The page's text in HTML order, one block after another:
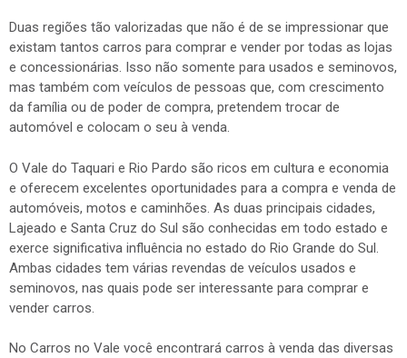
Duas regiões tão valorizadas que não é de se impressionar que
existam tantos carros para comprar e vender por todas as lojas
e concessionárias. Isso não somente para usados e seminovos,
mas também com veículos de pessoas que, com crescimento
da família ou de poder de compra, pretendem trocar de
automóvel e colocam o seu à venda.
O Vale do Taquari e Rio Pardo são ricos em cultura e economia
e oferecem excelentes oportunidades para a compra e venda de
automóveis, motos e caminhões. As duas principais cidades,
Lajeado e Santa Cruz do Sul são conhecidas em todo estado e
exerce significativa influência no estado do Rio Grande do Sul.
Ambas cidades tem várias revendas de veículos usados e
seminovos, nas quais pode ser interessante para comprar e
vender carros.
No Carros no Vale você encontrará carros à venda das diversas